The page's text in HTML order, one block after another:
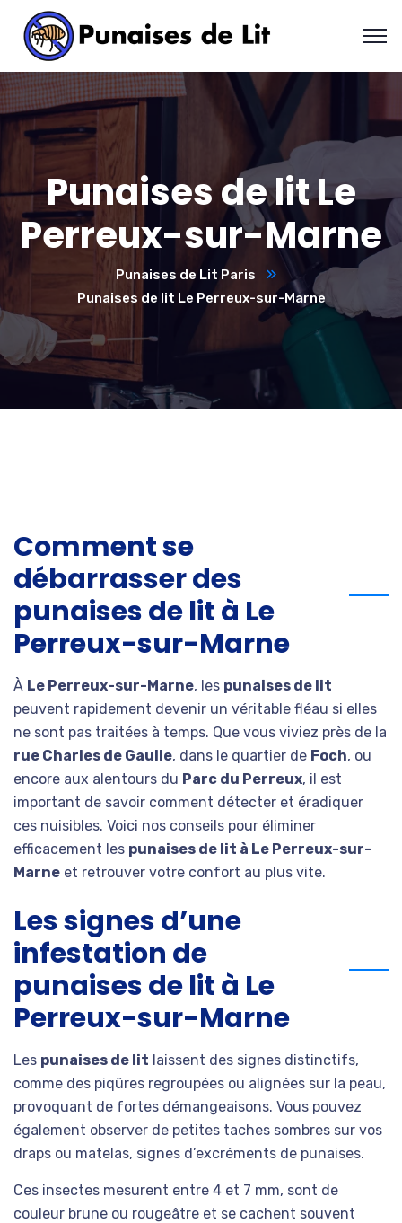
Punaises de lit Le
Perreux-sur-Marne
Punaises de Lit Paris
Punaises de lit Le Perreux-sur-Marne
Comment se
débarrasser des
punaises de lit à Le
Perreux-sur-Marne
À Le Perreux-sur-Marne, les punaises de lit
peuvent rapidement devenir un véritable fléau si elles
ne sont pas traitées à temps. Que vous viviez près de la
rue Charles de Gaulle, dans le quartier de Foch, ou
encore aux alentours du Parc du Perreux, il est
important de savoir comment détecter et éradiquer
ces nuisibles. Voici nos conseils pour éliminer
efficacement les punaises de lit à Le Perreux-sur-
Marne et retrouver votre confort au plus vite.
Les signes d’une
infestation de
punaises de lit à Le
Perreux-sur-Marne
Les punaises de lit laissent des signes distinctifs,
comme des piqûres regroupées ou alignées sur la peau,
provoquant de fortes démangeaisons. Vous pouvez
également observer de petites taches sombres sur vos
draps ou matelas, signes d’excréments de punaises.
Ces insectes mesurent entre 4 et 7 mm, sont de
couleur brune ou rougeâtre et se cachent souvent